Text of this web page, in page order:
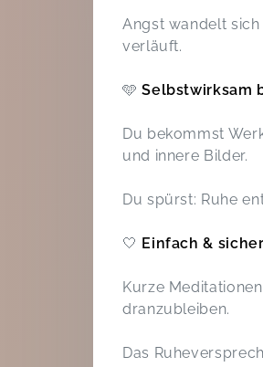
Angst wandelt
verläuft.
🩵Selbstwirksam
Du bekommst
und innere Bilder.
Du spürst: Ruhe
🤍 Einfach & sicher
Kurze
dranzubleiben.
Das